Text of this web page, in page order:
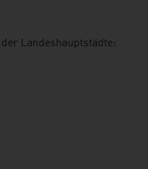
Landeshauptstädte: